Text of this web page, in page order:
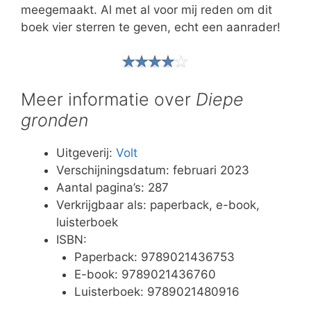
meegemaakt. Al met al voor mij reden om dit
boek vier sterren te geven, echt een aanrader!
Meer informatie over Diepe
gronden
Uitgeverij: Volt
Verschijningsdatum: februari 2023
Aantal pagina’s: 287
Verkrijgbaar als: paperback, e-book,
luisterboek
ISBN:
Paperback: 9789021436753
E-book: 9789021436760
Luisterboek: 9789021480916